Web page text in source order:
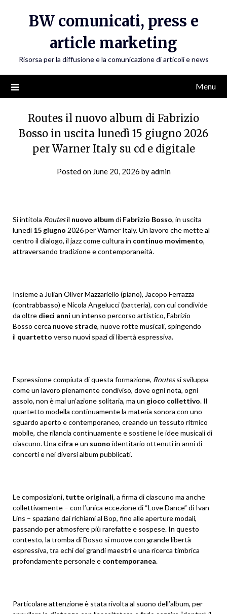
BW comunicati, press e
article marketing
Risorsa per la diffusione e la comunicazione di articoli e news
Menu
Routes il nuovo album di Fabrizio
Bosso in uscita lunedì 15 giugno 2026
per Warner Italy su cd e digitale
Posted on June 20, 2026 byadmin
Si intitola Routesil nuovo albumdi Fabrizio Bosso, in uscita
lunedì 15 giugno 2026 per Warner Italy. Un lavoro che mette al
centro il dialogo, il jazz come cultura in continuo movimento,
attraversando tradizione e contemporaneità.
Insieme a Julian Oliver Mazzariello (piano), Jacopo Ferrazza
(contrabbasso) e Nicola Angelucci (batteria), con cui condivide
da oltre dieci anni un intenso percorso artistico, Fabrizio
Bosso cerca nuove strade, nuove rotte musicali, spingendo
il quartetto verso nuovi spazi di libertà espressiva.
Espressione compiuta di questa formazione, Routessi sviluppa
come un lavoro pienamente condiviso, dove ogni nota, ogni
assolo, non è mai un’azione solitaria, ma un gioco collettivo. Il
quartetto modella continuamente la materia sonora con uno
sguardo aperto e contemporaneo, creando un tessuto ritmico
mobile, che rilancia continuamente e sostiene le idee musicali di
ciascuno. Una cifra e un suono identitario ottenuti in anni di
concerti e nei diversi album pubblicati.
Le composizioni, tutte originali, a firma di ciascuno ma anche
collettivamente – con l’unica eccezione di “Love Dance” di Ivan
Lins – spaziano dai richiami al Bop, fino alle aperture modali,
passando per atmosfere più rarefatte e sospese. In questo
contesto, la tromba di Bosso si muove con grande libertà
espressiva, tra echi dei grandi maestri e una ricerca timbrica
profondamente personale e contemporanea.
Particolare attenzione è stata rivolta al suono dell’album, per